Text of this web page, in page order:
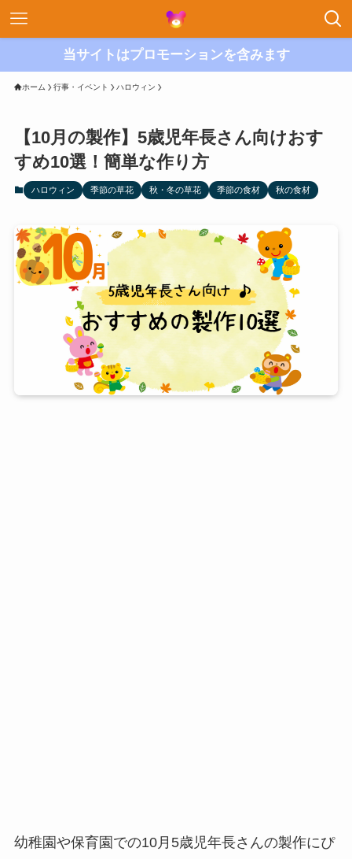
当サイトはプロモーションを含みます
ホーム 行事・イベント ハロウィン
【10月の製作】5歳児年長さん向けおす
すめ10選！簡単な作り方
ハロウィン 季節の草花 秋・冬の草花 季節の食材 秋の食材
幼稚園や保育園での10月5歳児年長さんの製作にぴ